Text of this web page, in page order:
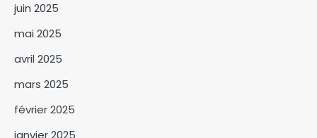
juin 2025
mai 2025
avril 2025
mars 2025
février 2025
5